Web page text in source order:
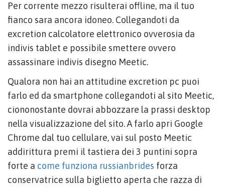
Per corrente mezzo risulterai offline, ma il tuo
fianco sara ancora idoneo. Collegandoti da
excretion calcolatore elettronico ovverosia da
indivis tablet e possibile smettere ovvero
assassinare indivis disegno Meetic.
Qualora non hai an attitudine excretion pc puoi
farlo ed da smartphone collegandoti al sito Meetic,
ciononostante dovrai abbozzare la prassi desktop
nella visualizzazione del sito. A farlo apri Google
Chrome dal tuo cellulare, vai sul posto Meetic
addirittura premi il tastiera dei 3 puntini sopra
forte a come funziona russianbrides forza
conservatrice sulla biglietto aperta che razza di